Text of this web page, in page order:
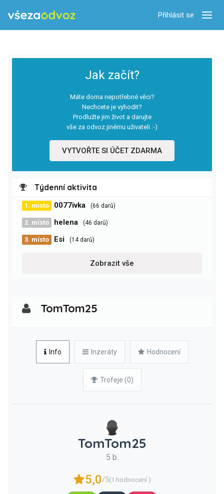
Přihlásit se
Jak začít?
Máte doma nepotřebné věci?
Nechcete je vyhodit?
Prodlužte jim život a darujte
vše za odvoz jinému uživateli :-)
VYTVOŘTE SI ÚČET ZDARMA
Týdenní aktivita
1. místo 0077ivka (66 darů)
2. místo helena (46 darů)
3. místo Esi (14 darů)
Zobrazit vše
TomTom25
Info Inzeráty Hodnocení
Trofeje (0)
TomTom25
5 b.
5,0/5(1 hodnocení )